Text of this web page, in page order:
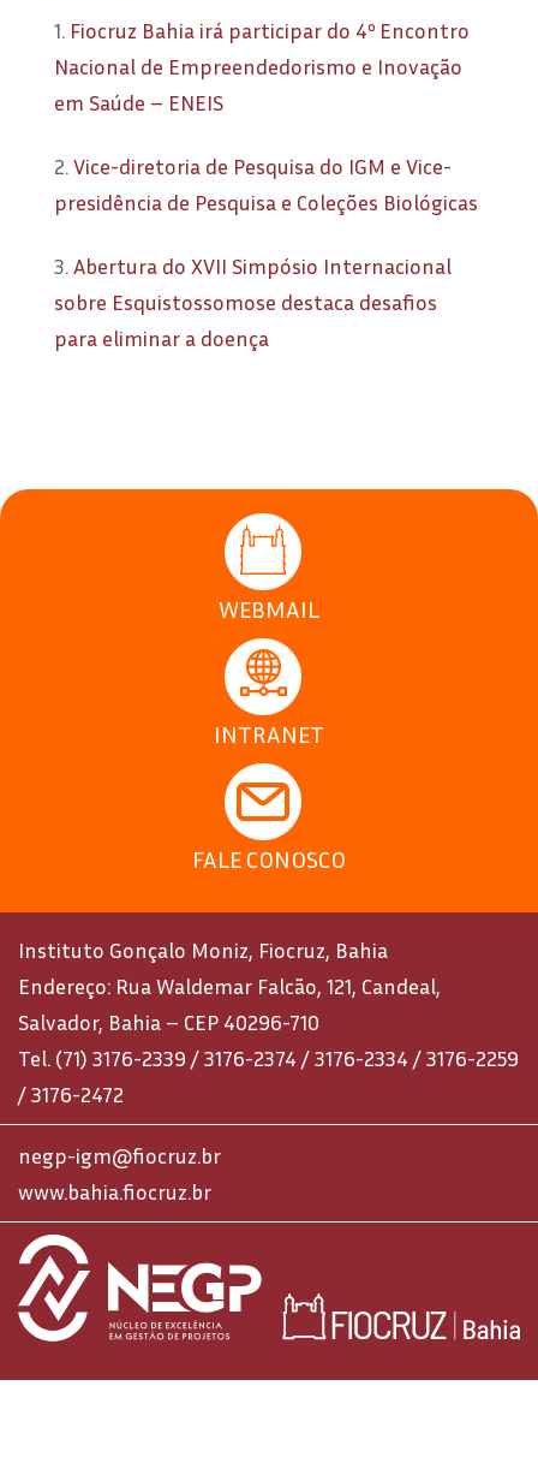
1. Fiocruz Bahia irá participar do 4º Encontro
Nacional de Empreendedorismo e Inovação
em Saúde – ENEIS
2.Vice-diretoria de Pesquisa do IGM e Vice-
presidência de Pesquisa e Coleções Biológicas
3.Abertura do XVII Simpósio Internacional
sobre Esquistossomose destaca desafios
para eliminar a doença
WEBMAIL
INTRANET
FALE CONOSCO
Instituto Gonçalo Moniz, Fiocruz, Bahia
Endereço: Rua Waldemar Falcão, 121, Candeal,
Salvador, Bahia – CEP 40296-710
Tel. (71) 3176-2339 / 3176-2374 / 3176-2334 / 3176-2259
/ 3176-2472
negp-igm@fiocruz.br
www.bahia.fiocruz.br